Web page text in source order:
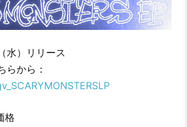
水）リリース
らから：
格